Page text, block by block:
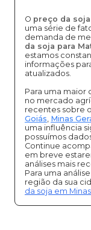
O preço da
uma série de
demanda de
da soja para
estamos
informações
atualizados.
Para uma maior
no mercado
recentes sobre o
Goiás, Minas
uma influência
possuímos
Continue
em breve
análises mais
Para uma
região da sua
da soja em